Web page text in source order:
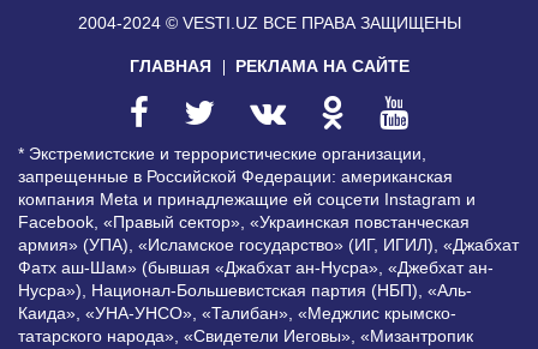
2004-2024 © VESTI.UZ ВСЕ ПРАВА ЗАЩИЩЕНЫ
ГЛАВНАЯ РЕКЛАМА НА САЙТЕ
* Экстремистские и террористические организации,
запрещенные в Российской Федерации: американская
компания Meta и принадлежащие ей соцсети Instagram и
Facebook, «Правый сектор», «Украинская повстанческая
армия» (УПА), «Исламское государство» (ИГ, ИГИЛ), «Джабхат
Фатх аш-Шам» (бывшая «Джабхат ан-Нусра», «Джебхат ан-
Нусра»), Национал-Большевистская партия (НБП), «Аль-
Каида», «УНА-УНСО», «Талибан», «Меджлис крымско-
татарского народа», «Свидетели Иеговы», «Мизантропик